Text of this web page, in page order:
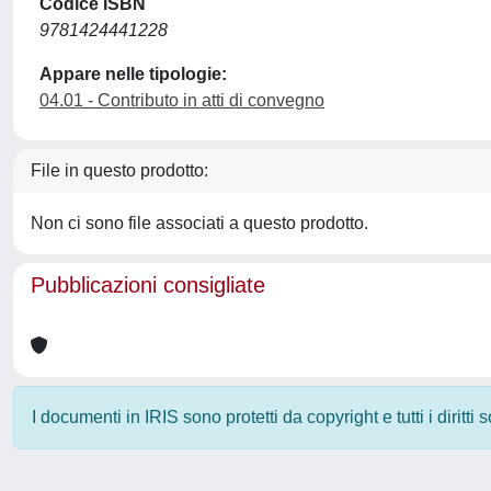
Codice ISBN
9781424441228
Appare nelle tipologie:
04.01 - Contributo in atti di convegno
File in questo prodotto:
Non ci sono file associati a questo prodotto.
Pubblicazioni consigliate
I documenti in IRIS sono protetti da copyright e tutti i diritti